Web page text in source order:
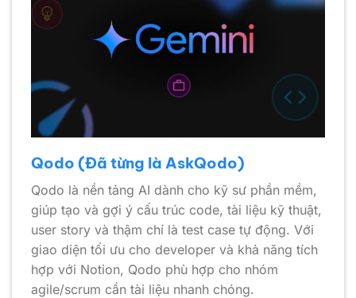
Qodo (Đã từng là AskQodo)
Qodo là nền tảng AI dành cho kỹ sư phần mềm,
giúp tạo và gợi ý cấu trúc code, tài liệu kỹ thuật,
user story và thậm chí là test case tự động. Với
giao diện tối ưu cho developer và khả năng tích
hợp với Notion, Qodo phù hợp cho nhóm
agile/scrum cần tài liệu nhanh chóng.